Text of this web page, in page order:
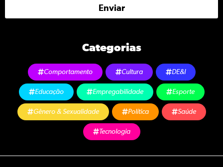
Enviar
Categorias
Comportamento Cultura DE&I
Educação Empregabilidade Esporte
Gênero & Sexualidade Política Saúde
Tecnologia